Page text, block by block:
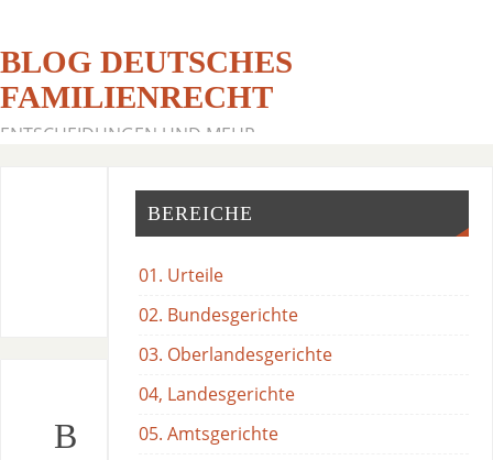
BLOG DEUTSCHES
FAMILIENRECHT
ENTSCHEIDUNGEN UND MEHR
B
BEREICHE
01. Urteile
02. Bundesgerichte
03. Oberlandesgerichte
04, Landesgerichte
05. Amtsgerichte